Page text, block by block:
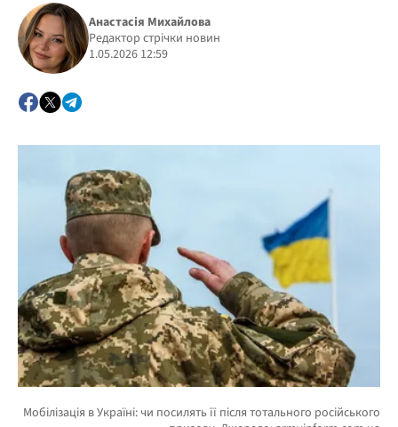
Анастасія Михайлова
Редактор стрічки новин
1.05.2026 12:59